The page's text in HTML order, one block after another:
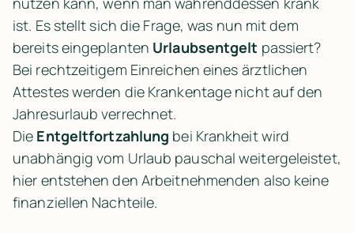
ist. Es stellt sich die Frage, was nun mit dem
bereits eingeplanten Urlaubsentgelt passiert?
Bei rechtzeitigem Einreichen eines ärztlichen
Attestes werden die Krankentage nicht auf den
Jahresurlaub verrechnet.
Die Entgeltfortzahlung bei Krankheit wird
unabhängig vom Urlaub pauschal weitergeleistet,
hier entstehen den Arbeitnehmenden also keine
finanziellen Nachteile.